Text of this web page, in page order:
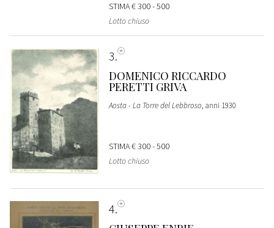
STIMA€ 300 - 500
Lotto chiuso
3
DOMENICO RICCARDO
PERETTI GRIVA
Aosta - La Torre del Lebbroso, anni 1930
STIMA€ 300 - 500
Lotto chiuso
4